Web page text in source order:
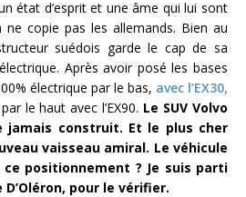
état d’esprit et une âme qui lui sont
ne copie pas les allemands. Bien au
suédois garde le cap de sa
Après avoir posé les bases
électrique par le bas, avec l’EX30,
le haut avec l’EX90. Le SUV Volvo
jamais construit. Et le plus cher
vaisseau amiral. Le véhicule
positionnement ? Je suis parti
D’Oléron, pour le vérifier.